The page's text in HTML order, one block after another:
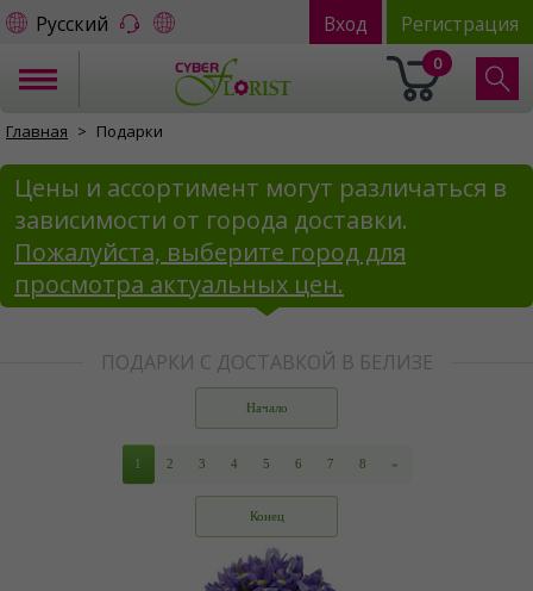
Русский Вход Регистрация
0
Главная Подарки
Цены и ассортимент могут различаться в
зависимости от города доставки.
Пожалуйста, выберите город для
просмотра актуальных цен.
ПОДАРКИ С ДОСТАВКОЙ В БЕЛИЗЕ
Начало
1 2 3 4 5 6 7 8 »
Конец